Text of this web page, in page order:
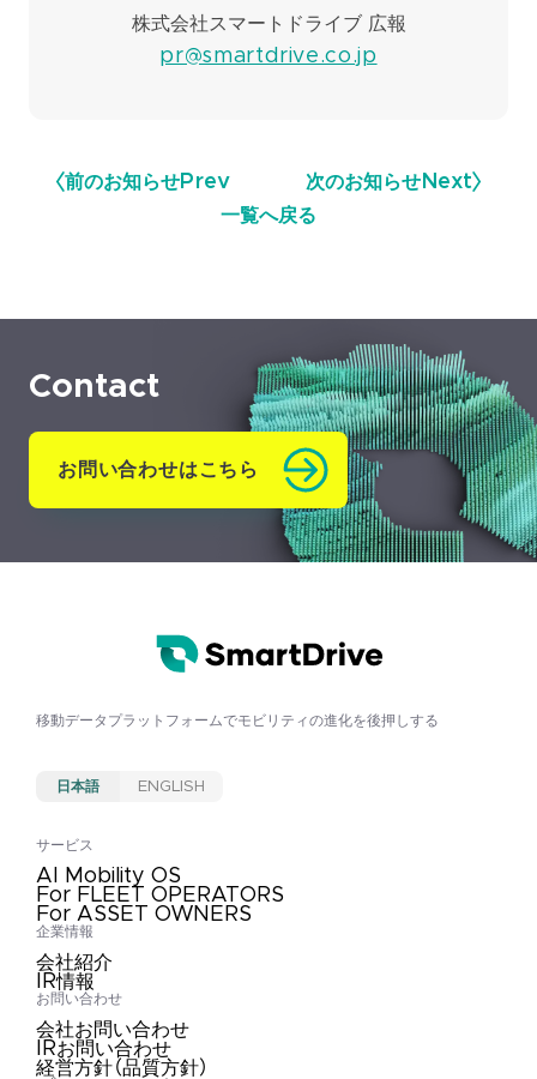
株式会社スマートドライブ 広報
pr@smartdrive.co.jp
前のお知らせPrev 次のお知らせ Next
一覧へ戻る
Contact
お問い合わせはこちら
移動データプラットフォームでモビリティの進化を後押しする
日本語 ENGLISH
サービス
AI Mobility OS
For FLEET OPERATORS
For ASSET OWNERS
企業情報
会社紹介
IR情報
お問い合わせ
会社お問い合わせ
IRお問い合わせ
経営方針（品質方針）